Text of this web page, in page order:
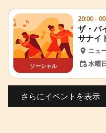
ソーシャル
20:00 -
ザ・バ
サナイ
ニュ
水曜
さらにイベントを表示